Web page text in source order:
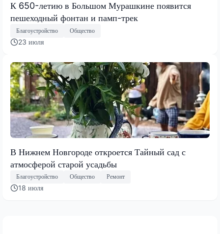
К 650-летию в Большом Мурашкине появится
пешеходный фонтан и памп-трек
Благоустройство Общество
23 июля
В Нижнем Новгороде откроется Тайный сад с
атмосферой старой усадьбы
Благоустройство Общество Ремонт
18 июля